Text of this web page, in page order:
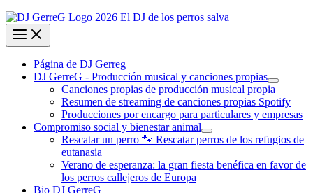
Página de DJ Gerreg
DJ GerreG - Producción musical y canciones propias
Canciones propias de producción musical propia
Resumen de streaming de canciones propias Spotify
Producciones por encargo para particulares y empresas
Compromiso social y bienestar animal
Rescatar un perro 🐾 Rescatar perros de los refugios de
eutanasia
Verano de esperanza: la gran fiesta benéfica en favor de
los perros callejeros de Europa
Bio DJ GerreG